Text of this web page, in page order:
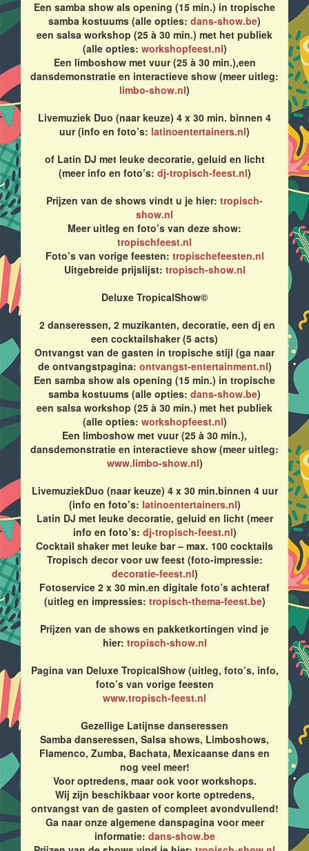
Een samba show als opening (15 min.) in tropische
samba kostuums (alle opties: dans-show.be)
een salsa workshop (25 à 30 min.) met het publiek
(alle opties: workshopfeest.nl)
Een limboshow met vuur (25 à 30 min.),een
dansdemonstratie en interactieve show (meer uitleg:
limbo-show.nl)
Livemuziek Duo (naar keuze) 4 x 30 min. binnen 4
uur (info en foto’s: latinoentertainers.nl)
of Latin DJ met leuke decoratie, geluid en licht
(meer info en foto’s: dj-tropisch-feest.nl)
Prijzen van de shows vindt u je hier: tropisch-
show.nl
Meer uitleg en foto’s van deze show:
tropischfeest.nl
Foto’s van vorige feesten: tropischefeesten.nl
Uitgebreide prijslijst: tropisch-show.nl
Deluxe TropicalShow©
2 danseressen, 2 muzikanten, decoratie, een dj en
een cocktailshaker (5 acts)
Ontvangst van de gasten in tropische stijl (ga naar
de ontvangstpagina: ontvangst-entertainment.nl)
Een samba show als opening (15 min.) in tropische
samba kostuums (alle opties: dans-show.be)
een salsa workshop (25 à 30 min.) met het publiek
(alle opties: workshopfeest.nl)
Een limboshow met vuur (25 à 30 min.),
dansdemonstratie en interactieve show (meer uitleg:
www.limbo-show.nl)
LivemuziekDuo (naar keuze) 4 x 30 min.binnen 4 uur
(info en foto’s: latinoentertainers.nl)
Latin DJ met leuke decoratie, geluid en licht (meer
info en foto’s: dj-tropisch-feest.nl)
Cocktail shaker met leuke bar – max. 100 cocktails
Tropisch decor voor uw feest (foto-impressie:
decoratie-feest.nl)
Fotoservice 2 x 30 min.en digitale foto’s achteraf
(uitleg en impressies: tropisch-thema-feest.be)
Prijzen van de shows en pakketkortingen vind je
hier: tropisch-show.nl
Pagina van Deluxe TropicalShow (uitleg, foto’s, info,
foto’s van vorige feesten
www.tropisch-feest.nl
Gezellige Latijnse danseressen
Samba danseressen, Salsa shows, Limboshows,
Flamenco, Zumba, Bachata, Mexicaanse dans en
nog veel meer!
Voor optredens, maar ook voor workshops.
Wij zijn beschikbaar voor korte optredens,
ontvangst van de gasten of compleet avondvullend!
Ga naar onze algemene danspagina voor meer
informatie: dans-show.be